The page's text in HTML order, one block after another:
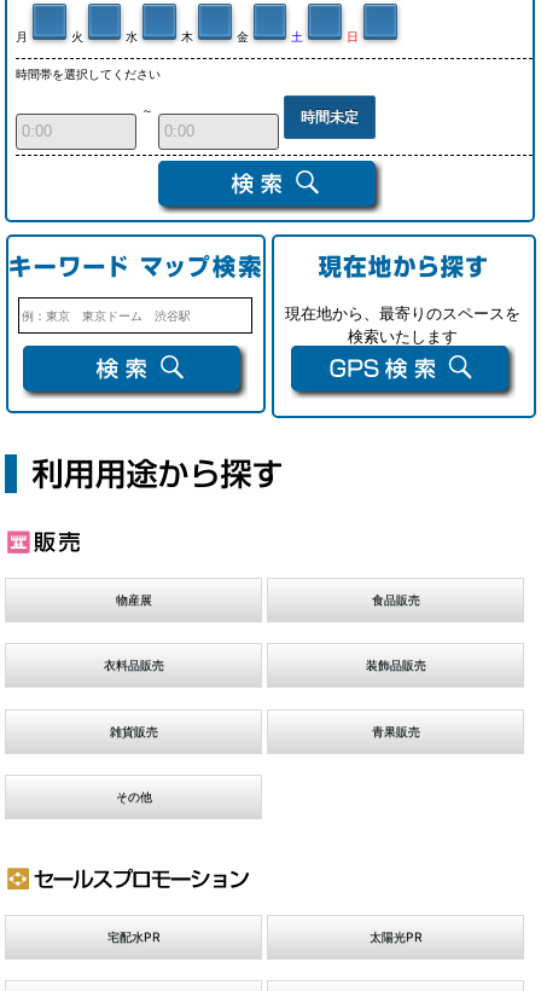
月 火 水 木 金 土 日
時間帯を選択してください
～ 時間未定
現在地から、最寄りのスペースを
検索いたします
物産展 食品販売
衣料品販売 装飾品販売
雑貨販売 青果販売
その他
宅配水PR 太陽光PR